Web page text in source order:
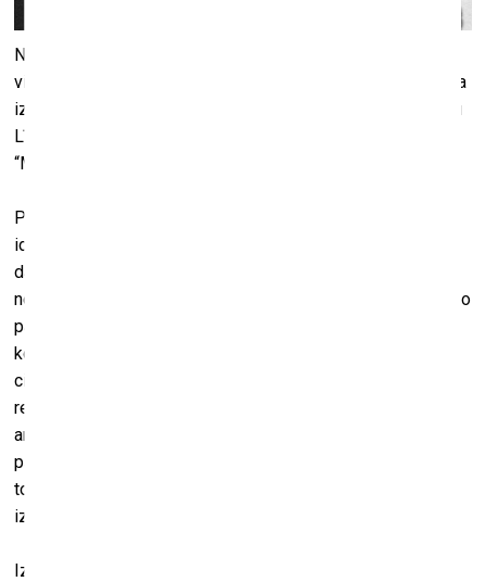
No 9. līdz 30. aprīlim Liepājas Mūzikas, mākslas un dizaina
vidusskolas (LMMDV) jaunbūves izstāžu zālē būs skatāma
izglītības programmas “Grafikas dizains” 4. kursa audzēkņu
Līvas Spulašas un Ievas Nevedomskas pirmā kopizstāde
“Meža dziļoknī”.
Par izstādes tapšanu stāsta Līva Spulaša: “Sākotnējās
idejas par darbiem, kurus iekļaut izstādē, bija pārlieku
daudzveidīgas un pat ekstravagantas, jo tad mēs vēl
neapjautām, cik ļoti viss mainīsies, kad sāksim visu iecerēto
patiesi realizēt. (..) Mainījās izstādes ideja, nosaukums un
koncepts. Mūsu sākotnējā plānošana pavērsās uz pilnīgi
citu pusi, jo sapratām, ka neejam pareizajā virzienā. Ideju
realizēšana kaut kā nevirzījās uz priekšu, un laika palika
arvien mazāk. Tas bija brīdis, kad nāca apskaidrība par
pārspīlēti iecerēto apjomu un tā materializēšanu, kā arī par
to, cik patiesi grūti ir radīt radošus darbus jau ieplānotai
izstādei, nevis otrādi.”
Izstādes līdzautore Ieva Nevedomska papildina: “Pēc